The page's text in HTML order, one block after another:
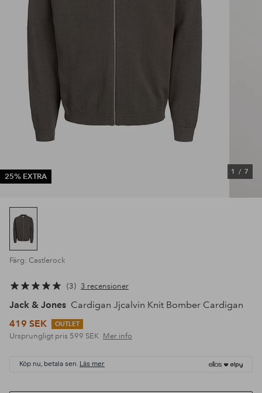
25% EXTRA
1 / 7
Färg: Castlerock
3 3 recensioner
Jack & Jones Cardigan Jjcalvin Knit Bomber Cardigan
419 SEK
OUTLET
Ursprungligt pris 599 SEK Mer info
Köp nu, betala sen. Läs mer